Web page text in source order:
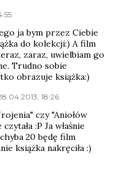
ja bym przez Ciebie
do kolekcji:) A film
zaraz, uwielbiam go
Trudno sobie
obrazuje książka:)
18:26
czy "Aniołów
:P Ja właśnie
20 będę film
książka nakręciła :)